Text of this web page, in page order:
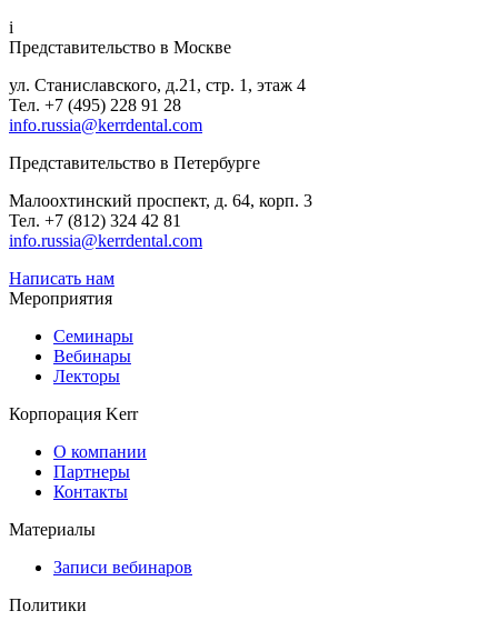
i
Представительство в Москве
ул. Станиславского, д.21, стр. 1, этаж 4
Тел. +7 (495) 228 91 28
info.russia@kerrdental.com
Представительство в Петербурге
Малоохтинский проспект, д. 64, корп. 3
Тел. +7 (812) 324 42 81
info.russia@kerrdental.com
Написать нам
Мероприятия
Семинары
Вебинары
Лекторы
Корпорация Kerr
О компании
Партнеры
Контакты
Материалы
Записи вебинаров
Политики